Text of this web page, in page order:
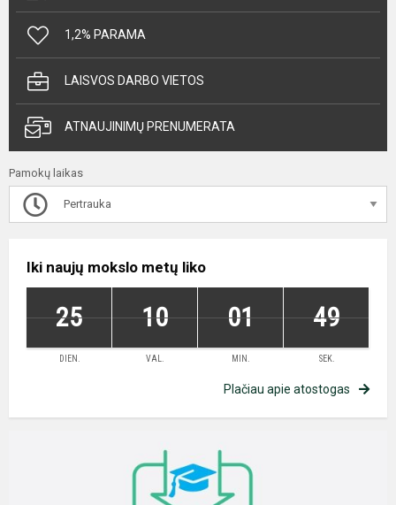
1,2% PARAMA
LAISVOS DARBO VIETOS
ATNAUJINIMŲ PRENUMERATA
Pamokų laikas
Pertrauka
Iki naujų mokslo metų liko
25 10 01 49
DIEN. VAL. MIN. SEK.
Plačiau apie atostogas